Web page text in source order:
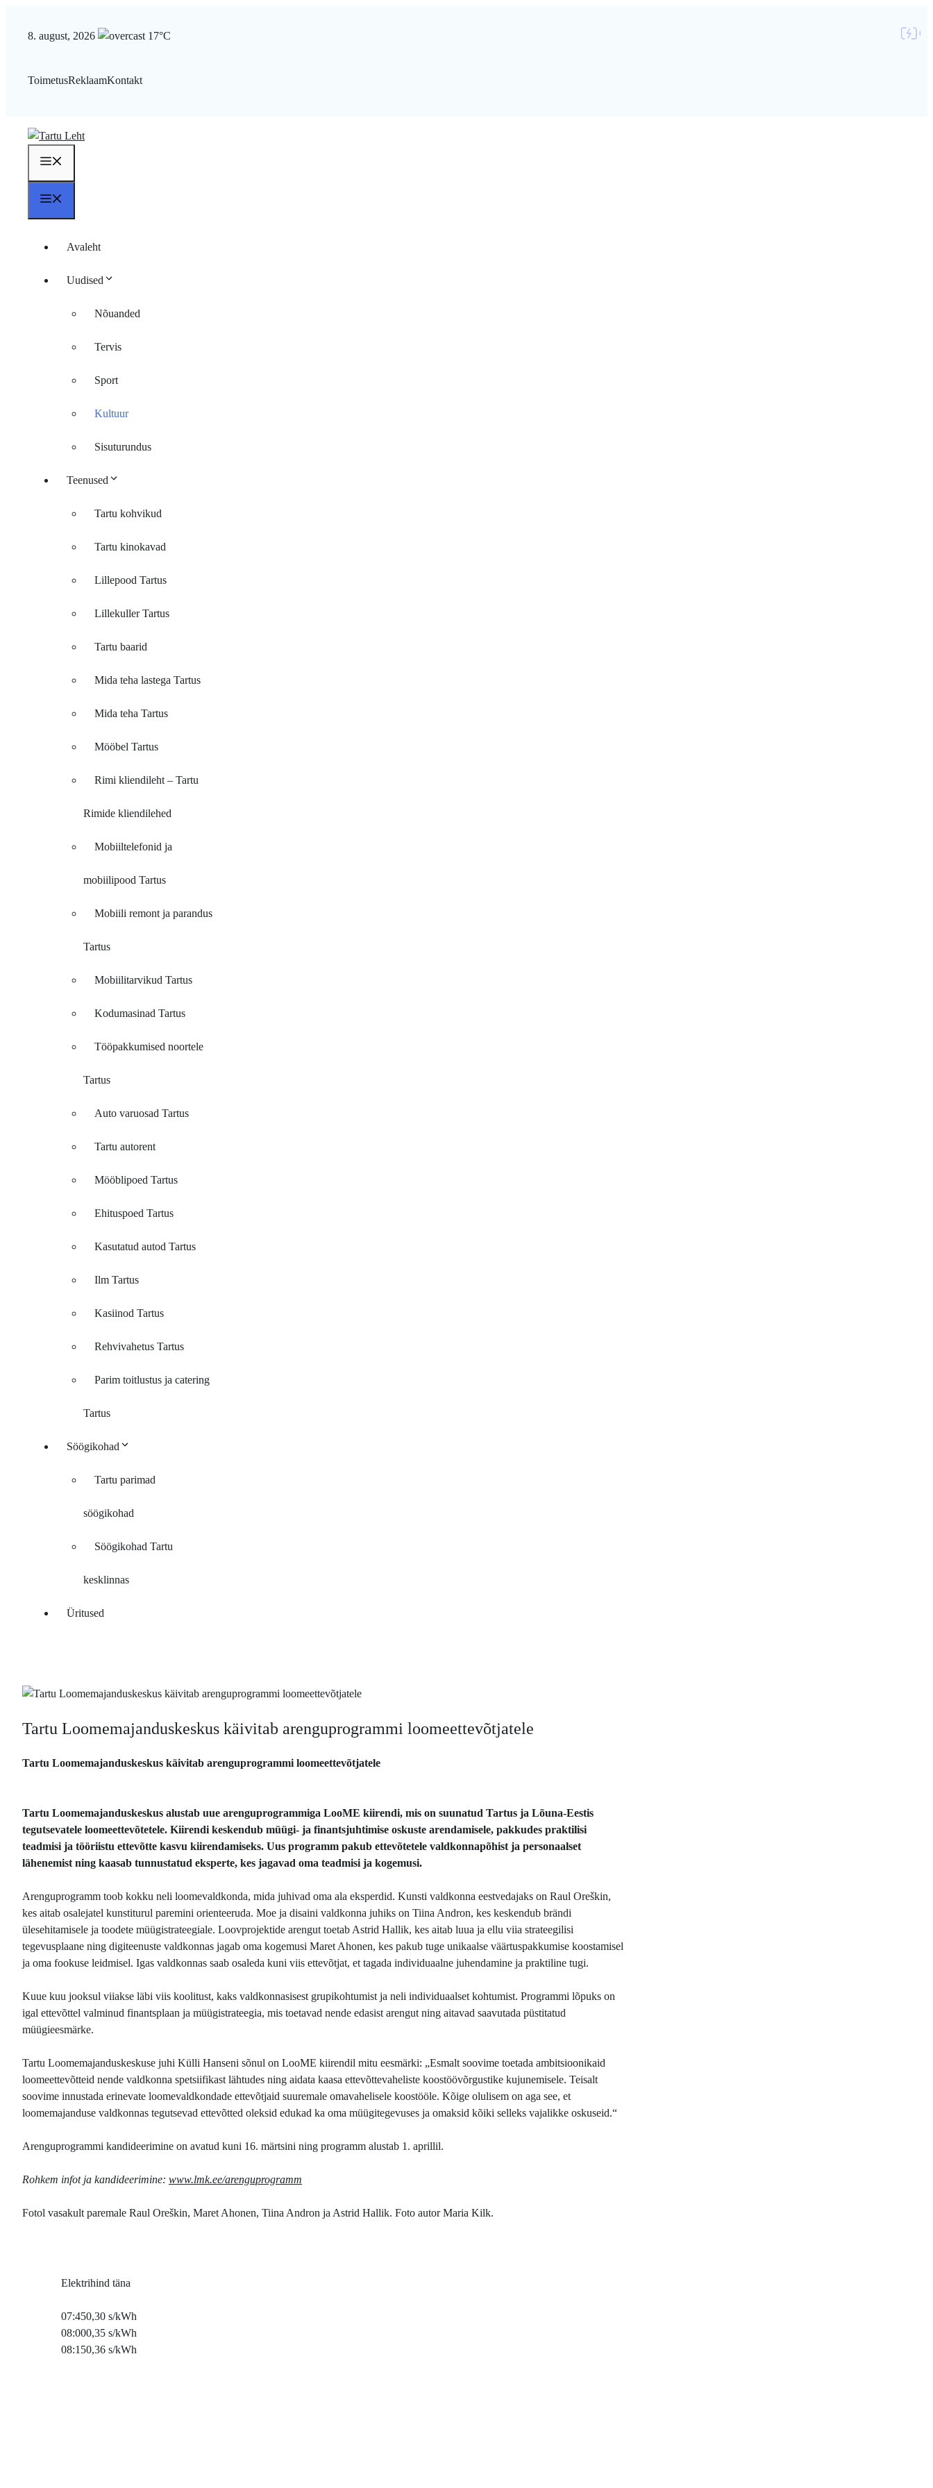
8. august, 2026 17°C
ToimetusReklaamKontakt
Avaleht
Uudised
Nõuanded
Tervis
Sport
Kultuur
Sisuturundus
Teenused
Tartu kohvikud
Tartu kinokavad
Lillepood Tartus
Lillekuller Tartus
Tartu baarid
Mida teha lastega Tartus
Mida teha Tartus
Mööbel Tartus
Rimi kliendileht – Tartu
Rimide kliendilehed
Mobiiltelefonid ja
mobiilipood Tartus
Mobiili remont ja parandus
Tartus
Mobiilitarvikud Tartus
Kodumasinad Tartus
Tööpakkumised noortele
Tartus
Auto varuosad Tartus
Tartu autorent
Mööblipoed Tartus
Ehituspoed Tartus
Kasutatud autod Tartus
Ilm Tartus
Kasiinod Tartus
Rehvivahetus Tartus
Parim toitlustus ja catering
Tartus
Söögikohad
Tartu parimad
söögikohad
Söögikohad Tartu
kesklinnas
Üritused
Tartu Loomemajanduskeskus käivitab arenguprogrammi loomeettevõtjatele
Tartu Loomemajanduskeskus käivitab arenguprogrammi loomeettevõtjatele
Tartu Loomemajanduskeskus alustab uue arenguprogrammiga LooME kiirendi, mis on suunatud Tartus ja Lõuna-Eestis
tegutsevatele loomeettevõtetele. Kiirendi keskendub müügi- ja finantsjuhtimise oskuste arendamisele, pakkudes praktilisi
teadmisi ja tööriistu ettevõtte kasvu kiirendamiseks. Uus programm pakub ettevõtetele valdkonnapõhist ja personaalset
lähenemist ning kaasab tunnustatud eksperte, kes jagavad oma teadmisi ja kogemusi.
Arenguprogramm toob kokku neli loomevaldkonda, mida juhivad oma ala eksperdid. Kunsti valdkonna eestvedajaks on Raul Oreškin,
kes aitab osalejatel kunstiturul paremini orienteeruda. Moe ja disaini valdkonna juhiks on Tiina Andron, kes keskendub brändi
ülesehitamisele ja toodete müügistrateegiale. Loovprojektide arengut toetab Astrid Hallik, kes aitab luua ja ellu viia strateegilisi
tegevusplaane ning digiteenuste valdkonnas jagab oma kogemusi Maret Ahonen, kes pakub tuge unikaalse väärtuspakkumise koostamisel
ja oma fookuse leidmisel. Igas valdkonnas saab osaleda kuni viis ettevõtjat, et tagada individuaalne juhendamine ja praktiline tugi.
Kuue kuu jooksul viiakse läbi viis koolitust, kaks valdkonnasisest grupikohtumist ja neli individuaalset kohtumist. Programmi lõpuks on
igal ettevõttel valminud finantsplaan ja müügistrateegia, mis toetavad nende edasist arengut ning aitavad saavutada püstitatud
müügieesmärke.
Tartu Loomemajanduskeskuse juhi Külli Hanseni sõnul on LooME kiirendil mitu eesmärki: „Esmalt soovime toetada ambitsioonikaid
loomeettevõtteid nende valdkonna spetsiifikast lähtudes ning aidata kaasa ettevõttevaheliste koostöövõrgustike kujunemisele. Teisalt
soovime innustada erinevate loomevaldkondade ettevõtjaid suuremale omavahelisele koostööle. Kõige olulisem on aga see, et
loomemajanduse valdkonnas tegutsevad ettevõtted oleksid edukad ka oma müügitegevuses ja omaksid kõiki selleks vajalikke oskuseid.“
Arenguprogrammi kandideerimine on avatud kuni 16. märtsini ning programm alustab 1. aprillil.
Rohkem infot ja kandideerimine: www.lmk.ee/arenguprogramm
Fotol vasakult paremale Raul Oreškin, Maret Ahonen, Tiina Andron ja Astrid Hallik. Foto autor Maria Kilk.
Elektrihind täna
07:450,30 s/kWh
08:000,35 s/kWh
08:150,36 s/kWh